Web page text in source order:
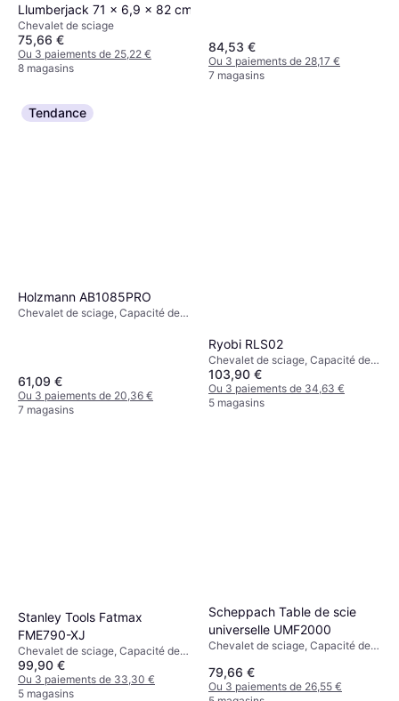
Llumberjack 71 x 6,9 x 82 cm
Chevalet de sciage
75,66 €
Ou 3 paiements de 25,22 €
8 magasins
84,53 €
Ou 3 paiements de 28,17 €
7 magasins
Tendance
Holzmann AB1085PRO
Chevalet de sciage, Capacité de
61,09 €
Ou 3 paiements de 20,36 €
7 magasins
Ryobi RLS02
Chevalet de sciage, Capacité de
charge (max): 181kg
103,90 €
Ou 3 paiements de 34,63 €
5 magasins
Stanley Tools Fatmax
FME790-XJ
Chevalet de sciage, Capacité de
charge (max): 185kg
99,90 €
Ou 3 paiements de 33,30 €
5 magasins
Scheppach Table de scie
universelle UMF2000
Chevalet de sciage, Capacité de
79,66 €
Ou 3 paiements de 26,55 €